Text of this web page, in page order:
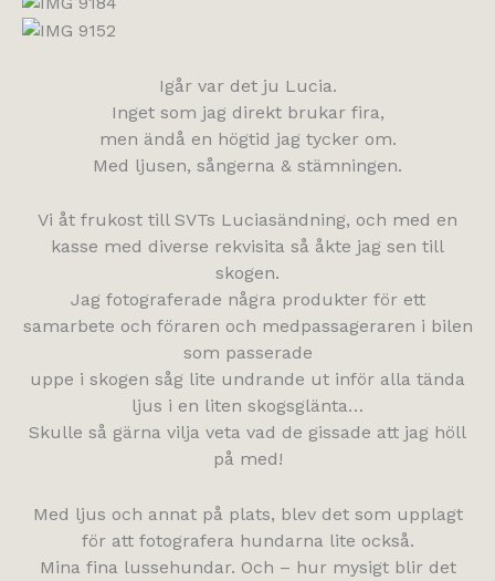
Igår var det ju Lucia.
Inget som jag direkt brukar fira,
men ändå en högtid jag tycker om.
Med ljusen, sångerna & stämningen.
Vi åt frukost till SVTs Luciasändning, och med en
kasse med diverse rekvisita så åkte jag sen till
skogen.
Jag fotograferade några produkter för ett
samarbete och föraren och medpassageraren i bilen
som passerade
uppe i skogen såg lite undrande ut inför alla tända
ljus i en liten skogsglänta…
Skulle så gärna vilja veta vad de gissade att jag höll
på med!
Med ljus och annat på plats, blev det som upplagt
för att fotografera hundarna lite också.
Mina fina lussehundar. Och – hur mysigt blir det